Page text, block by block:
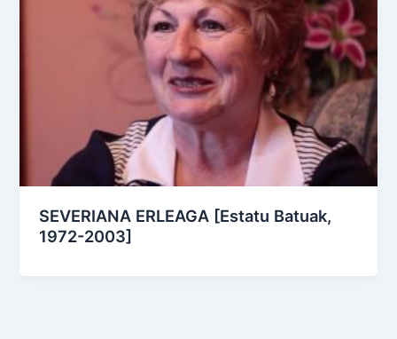
SEVERIANA ERLEAGA [Estatu Batuak,
1972-2003]